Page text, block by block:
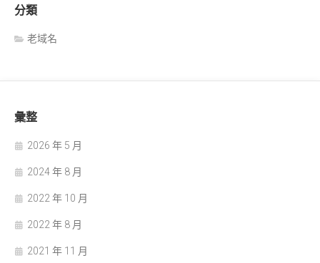
分類
老域名
彙整
2026 年 5 月
2024 年 8 月
2022 年 10 月
2022 年 8 月
2021 年 11 月